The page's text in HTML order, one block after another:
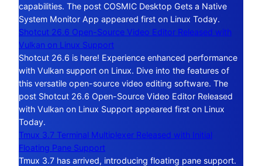
capabilities. The post COSMIC Desktop Gets a Native
System Monitor App appeared first on Linux Today.
Shotcut 26.6 Open-Source Video Editor Released with
Vulkan on Linux Support
Shotcut 26.6 is here! Experience enhanced performance
with Vulkan support on Linux. Dive into the features of
this versatile open-source video editing software. The
post Shotcut 26.6 Open-Source Video Editor Released
with Vulkan on Linux Support appeared first on Linux
Today.
Tmux 3.7 Terminal Multiplexer Released with Initial
Floating Pane Support
Tmux 3.7 has arrived, introducing floating pane support.